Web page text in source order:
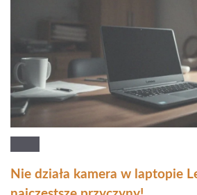
Nie działa kamera w laptopie